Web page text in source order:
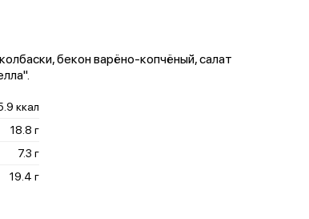
бекон варёно-копчёный, салат
ккал
18.8 г
7.3 г
19.4 г